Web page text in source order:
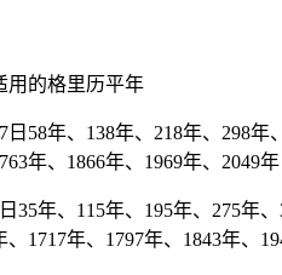
用的格里历平年
58年、138年、218年、298
年、1866年、1969年、2049年
年、115年、195年、275年
1717年、1797年、1843年、